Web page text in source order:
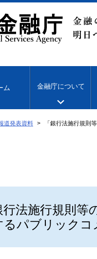
ム 金融庁について
道発表資料 「銀行法施行規則
行法施行規則
るパブリックコ